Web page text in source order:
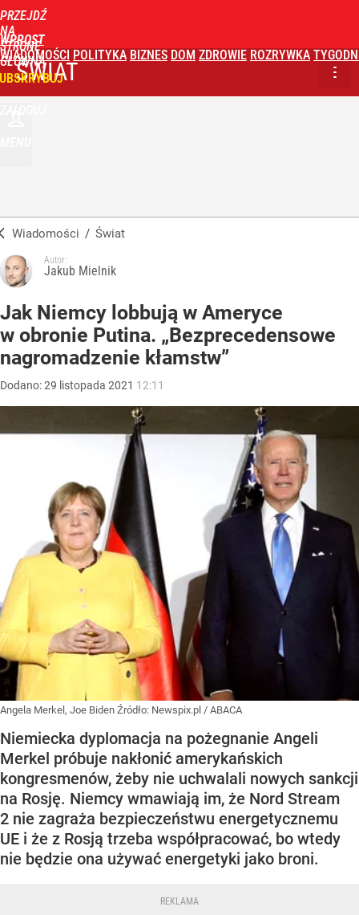
PRZEJDŹ
NA
STRONĘ
GŁÓWNĄ
WPROST
WIADOMOŚCI POLITYKA BIZNES DOM ZDROWIE ROZRYWKA
ŚWIAT
Wiadomości / Świat
Autor:
Jakub Mielnik
Jak Niemcy lobbują w Ameryce
w obronie Putina. „Bezprecedensowe
nagromadzenie kłamstw”
Dodano:29 listopada 2021 12:11
Angela Merkel, Joe Biden Źródło: Newspix.pl / ABACA
Niemiecka dyplomacja na pożegnanie Angeli
Merkel próbuje nakłonić amerykańskich
kongresmenów, żeby nie uchwalali nowych sankcji
na Rosję. Niemcy wmawiają im, że Nord Stream
2 nie zagraża bezpieczeństwu energetycznemu
UE i że z Rosją trzeba współpracować, bo wtedy
nie będzie ona używać energetyki jako broni.